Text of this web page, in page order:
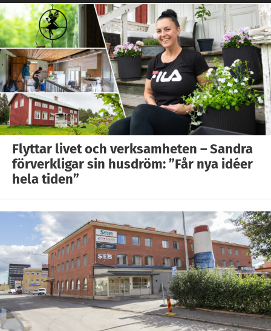
Flyttar livet och verksamheten – Sandra
förverkligar sin husdröm: ”Får nya idéer
hela tiden”